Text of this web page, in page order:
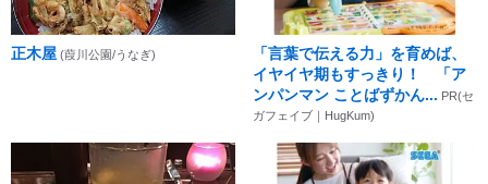
正木屋 (葭川公園/うなぎ)
「言葉で伝える力」を育めば、
イヤイヤ期もすっきり！ 「ア
ンパンマン ことばずかん... PR(セ
ガフェイブ｜HugKum)